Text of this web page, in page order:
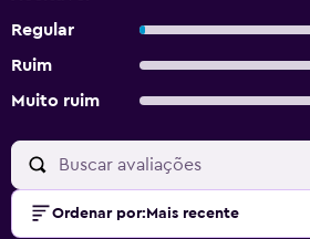
Regular
Ruim
Muito ruim
Ordenar por: Mais recente